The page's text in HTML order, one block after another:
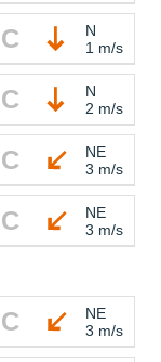
C
N
1 m/s
C
N
2 m/s
C
NE
3 m/s
C
NE
3 m/s
C
NE
3 m/s